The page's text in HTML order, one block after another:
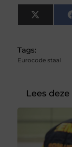
X
(Twitter)
Tags:
Eurocode staal
Lees deze